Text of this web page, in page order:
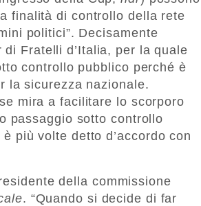
finalità di controllo della rete
politici”. Decisamente
di Fratelli d’Italia, per la quale
controllo pubblico perché è
la sicurezza nazionale.
mira a facilitare lo scorporo
passaggio sotto controllo
più volte detto d’accordo con
della commissione
. “Quando si decide di far